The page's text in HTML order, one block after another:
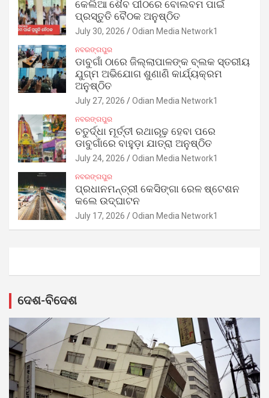
କେଲିଆ ଶୈବ ପୀଠରେ ବୋଲବମ ପାଇଁ
ପ୍ରସ୍ତୁତି ବୈଠକ ଅନୁଷ୍ଠିତ
July 30, 2026 Odian Media Network1
ନବରଙ୍ଗପୁର
ଡାବୁଗାଁ ଠାରେ ଜିଲ୍ଲାପାଳଙ୍କ ବ୍ଲକ ସ୍ତରୀୟ
ଯୁଗ୍ମ ଅଭିଯୋଗ ଶୁଣାଣି କାର୍ଯ୍ୟକ୍ରମ
ଅନୁଷ୍ଠିତ
July 27, 2026 Odian Media Network1
ନବରଙ୍ଗପୁର
ଚତୁର୍ଦ୍ଧା ମୂର୍ତ୍ତୀ ରଥାରୂଢ଼ ହେବା ପରେ
ଡାବୁଗାଁରେ ବାହୁଡ଼ା ଯାତ୍ରା ଅନୁଷ୍ଠିତ
July 24, 2026 Odian Media Network1
ନବରଙ୍ଗପୁର
ପ୍ରଧାନମନ୍ତ୍ରୀ କେସିଙ୍ଗା ରେଳ ଷ୍ଟେଶନ
କଲେ ଉଦ୍‌ଘାଟନ
July 17, 2026 Odian Media Network1
ଦେଶ-ବିଦେଶ